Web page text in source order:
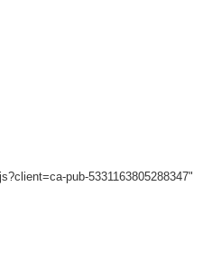
pub-5331163805288347"